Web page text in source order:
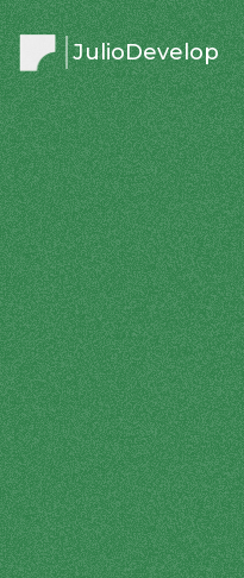
JulioDevelop